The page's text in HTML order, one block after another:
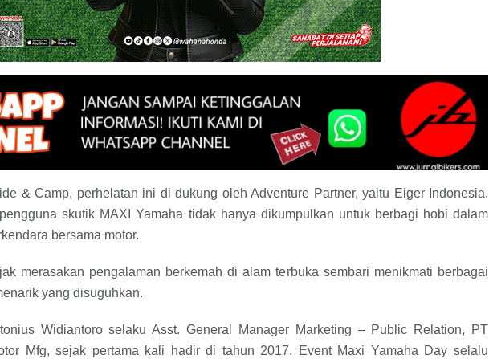
& Camp, perhelatan ini di dukung oleh Adventure Partner, yaitu Eiger Indonesia.
skutik MAXI Yamaha tidak hanya dikumpulkan untuk berbagi hobi dalam
bersama motor.
merasakan pengalaman berkemah di alam terbuka sembari menikmati berbagai
yang disuguhkan.
Widiantoro selaku Asst. General Manager Marketing – Public Relation, PT
Mfg, sejak pertama kali hadir di tahun 2017. Event Maxi Yamaha Day selalu